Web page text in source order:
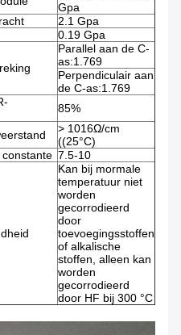
Gpa
2.1 Gpa
0.19 Gpa
Parallel aan de C-
as:1.769
Perpendiculair aan
de C-as:1.769
85%
> 1016Ω/cm
((25°C)
constante 7.5-10
Kan bij mormale
temperatuur niet
worden
gecorrodieerd
door
toevoegingsstoffen
of alkalische
stoffen, alleen kan
worden
gecorrodieerd
door HF bij 300 °C